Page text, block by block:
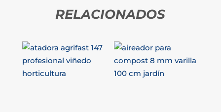
RELACIONADOS